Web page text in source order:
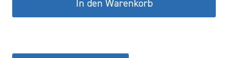
In den Warenkorb